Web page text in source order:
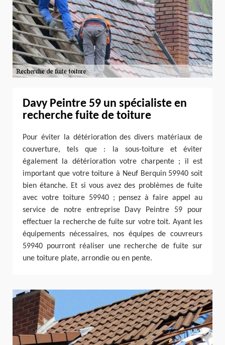
Davy Peintre 59 un spécialiste en
recherche fuite de toiture
Pour éviter la détérioration des divers matériaux de
couverture, tels que : la sous-toiture et éviter
également la détérioration votre charpente ; il est
important que votre toiture à Neuf Berquin 59940 soit
bien étanche. Et si vous avez des problèmes de fuite
avec votre toiture 59940 ; pensez à faire appel au
service de notre entreprise Davy Peintre 59 pour
effectuer la recherche de fuite sur votre toit. Ayant les
équipements nécessaires, nos équipes de couvreurs
59940 pourront réaliser une recherche de fuite sur
une toiture plate, arrondie ou en pente.